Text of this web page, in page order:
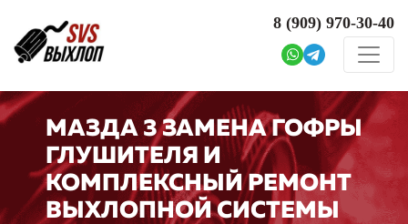
8 (909) 970-30-40
МАЗДА 3 ЗАМЕНА ГОФРЫ
ГЛУШИТЕЛЯ И
КОМПЛЕКСНЫЙ РЕМОНТ
ВЫХЛОПНОЙ СИСТЕМЫ